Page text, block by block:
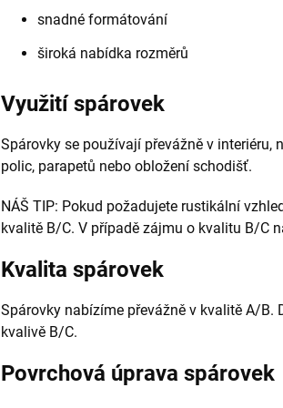
snadné formátování
široká nabídka rozměrů
Využití spárovek
Spárovky se používají převážně v interiéru,
polic, parapetů nebo obložení schodišť.
NÁŠ TIP: Pokud požadujete rustikální
kvalitě B/C. V případě zájmu o kvalitu B/C
Kvalita spárovek
Spárovky nabízíme převážně v kvalitě A/B.
kvalivě B/C.
Povrchová úprava spárovek